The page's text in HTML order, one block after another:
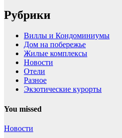
Рубрики
Виллы и Кондоминиумы
Дом на побережье
Жилые комплексы
Новости
Отели
Разное
Экзотические курорты
You missed
Новости